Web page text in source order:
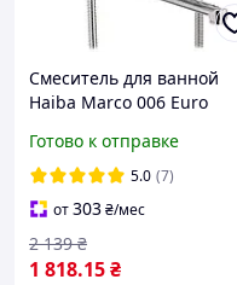
Смеситель для ванной
Haiba Marco 006 Euro
Готово к отправке
5.0 (7)
от303₴/мес
1 818.15₴
2 139 ₴